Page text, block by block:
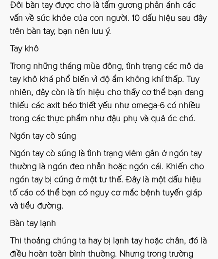
Đôi bàn tay được cho là tấm gương phản ánh các
vấn về sức khỏe của con người. 10 dấu hiệu sau đây
trên bàn tay, bạn nên lưu ý.
Tay khô
Trong những tháng mùa đông, tình trạng các mô da
tay khô khá phổ biến vì độ ẩm không khí thấp. Tuy
nhiên, đây còn là tín hiệu cho thấy cơ thể bạn đang
thiếu các axit béo thiết yếu như omega-6 có nhiều
trong các thực phẩm như đậu phụ và quả óc chó.
Ngón tay cò súng
Ngón tay cò súng là tình trạng viêm gân ở ngón tay
thường là ngón đeo nhẫn hoặc ngón cái. Khiến cho
ngón tay bị cứng ở một tư thế. Đây là một dấu hiệu
tố cáo có thể bạn có nguy cơ mắc bệnh tuyến giáp
và tiểu đường.
Bàn tay lạnh
Thi thoảng chúng ta hay bị lạnh tay hoặc chân, đó là
điều hoàn toàn bình thường. Nhưng trong trường